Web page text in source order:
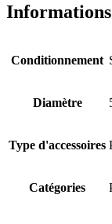
Conditionnement
Diamètre
Type d'accessoires
Catégories